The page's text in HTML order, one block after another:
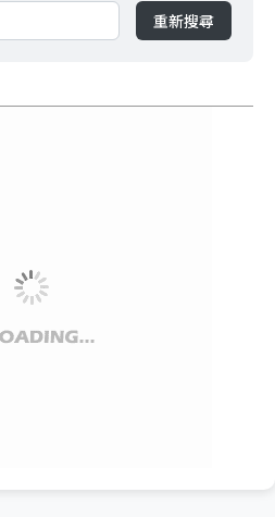
重新搜尋